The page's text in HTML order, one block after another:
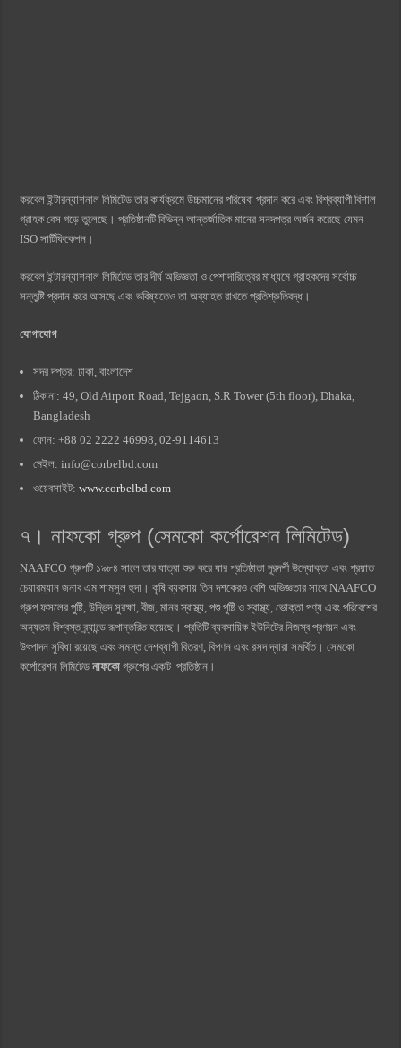
করবেল ইন্টারন্যাশনাল লিমিটেড তার কার্যক্রমে উচ্চমানের পরিষেবা প্রদান করে এবং বিশ্বব্যাপী বিশাল
গ্রাহক বেস গড়ে তুলেছে। প্রতিষ্ঠানটি বিভিন্ন আন্তর্জাতিক মানের সনদপত্র অর্জন করেছে যেমন
ISO সার্টিফিকেশন।
করবেল ইন্টারন্যাশনাল লিমিটেড তার দীর্ঘ অভিজ্ঞতা ও পেশাদারিত্বের মাধ্যমে গ্রাহকদের সর্বোচ্চ
সন্তুষ্টি প্রদান করে আসছে এবং ভবিষ্যতেও তা অব্যাহত রাখতে প্রতিশ্রুতিবদ্ধ।
যোগাযোগ
সদর দপ্তর: ঢাকা, বাংলাদেশ
ঠিকানা: 49, Old Airport Road, Tejgaon, S.R Tower (5th floor), Dhaka,
Bangladesh
ফোন: +88 02 2222 46998, 02-9114613
মেইল:info@corbelbd.com
ওয়েবসাইট:www.corbelbd.com
৭। নাফকো গ্রুপ (সেমকো কর্পোরেশন লিমিটেড)
NAAFCO গ্রুপটি ১৯৮৪ সালে তার যাত্রা শুরু করে যার প্রতিষ্ঠাতা দূরদর্শী উদ্যোক্তা এবং প্রয়াত
চেয়ারম্যান জনাব এম শামসুল হুদা। কৃষি ব্যবসায় তিন দশকেরও বেশি অভিজ্ঞতার সাথে NAAFCO
গ্রুপ ফসলের পুষ্টি, উদ্ভিদ সুরক্ষা, বীজ, মানব স্বাস্থ্য, পশু পুষ্টি ও স্বাস্থ্য, ভোক্তা পণ্য এবং পরিবেশের
অন্যতম বিশ্বস্ত ব্র্যান্ডে রূপান্তরিত হয়েছে। প্রতিটি ব্যবসায়িক ইউনিটের নিজস্ব প্রণয়ন এবং
উৎপাদন সুবিধা রয়েছে এবং সমস্ত দেশব্যাপী বিতরণ, বিপণন এবং রসদ দ্বারা সমর্থিত। সেমকো
কর্পোরেশন লিমিটেড নাফকোগ্রুপের একটি প্রতিষ্ঠান।